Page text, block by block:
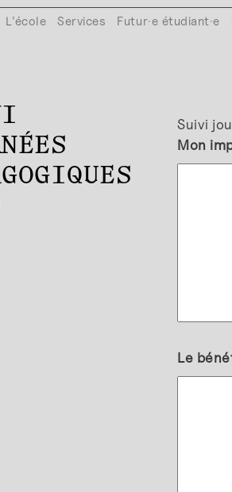
L’école Services Futur·e étudiant·e
Suivi
Mon
Le